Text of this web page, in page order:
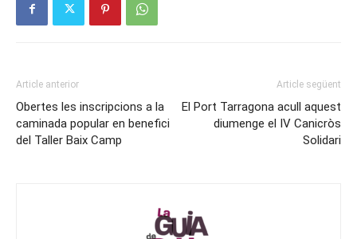
Article anterior
Obertes les inscripcions a la
caminada popular en benefici
del Taller Baix Camp
Article següent
El Port Tarragona acull aquest
diumenge el IV Canicròs
Solidari